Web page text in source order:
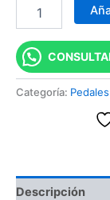
Categoría:
Descripción